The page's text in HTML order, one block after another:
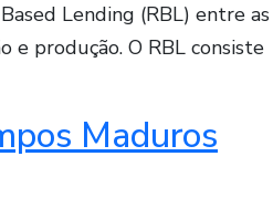
Lending (RBL) entre as
e produção. O RBL consiste
Maduros